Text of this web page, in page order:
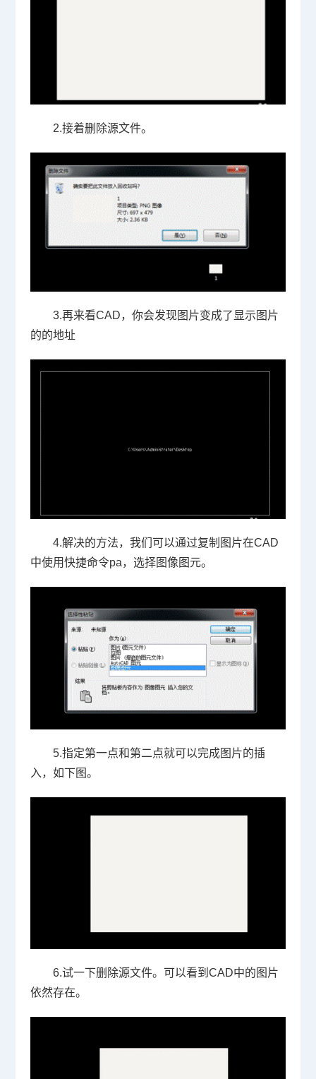
2.接着删除源文件。
3.再来看CAD，你会发现图片变成了显示图片
的的地址
4.解决的方法，我们可以通过复制图片在CAD
中使用快捷命令pa，选择图像图元。
5.指定第一点和第二点就可以完成图片的插
入，如下图。
6.试一下删除源文件。可以看到 CAD中的图片
依然存在。